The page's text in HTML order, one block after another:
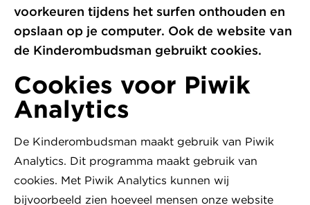
voorkeuren tijdens het surfen onthouden en
opslaan op je computer. Ook de website van
de Kinderombudsman gebruikt cookies.
Cookies voor Piwik
Analytics
De Kinderombudsman maakt gebruik van Piwik
Analytics. Dit programma maakt gebruik van
cookies. Met Piwik Analytics kunnen wij
bijvoorbeeld zien hoeveel mensen onze website